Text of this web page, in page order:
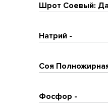
Шрот Соевый:
Натрий -
Соя
Фосфор -